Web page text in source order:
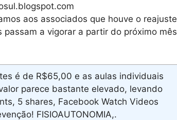
aos associados que houve o reajuste
a vigorar a partir do próximo mês
é de R$65,00 e as aulas individuais
parece bastante elevado, levando
5 shares, Facebook Watch Videos
FISIOAUTONOMIA,.